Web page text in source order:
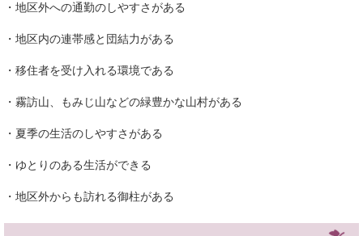
・地区外への通勤のしやすさがある
・地区内の連帯感と団結力がある
・移住者を受け入れる環境である
・霧訪山、もみじ山などの緑豊かな山村がある
・夏季の生活のしやすさがある
・ゆとりのある生活ができる
・地区外からも訪れる御柱がある